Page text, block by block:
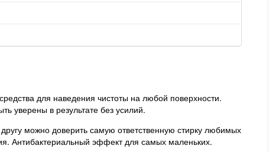
для наведения чистоты на любой поверхности.
уверены в результате без усилий.
можно доверить самую ответственную стирку любимых
Антибактериальный эффект для самых маленьких.